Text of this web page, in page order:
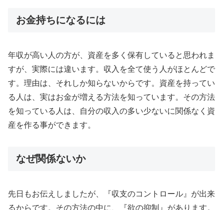
お金持ちになるには
年収が高い人の方が、資産を多く保有していると思われま
すが、実際には違います。収入を全て使う人がほとんどで
す。理由は、それしか知らないからです。資産を持ってい
る人は、実はお金が増える方法を知っています。その方法
を知っている人は、自分の収入の多い少ないに関係なく資
産を作る事ができます。
なぜ関係ないか
先日もお伝えしましたが、『収支のコントロール』が出来
るからです。その方法の中に、『欲の抑制』があります。